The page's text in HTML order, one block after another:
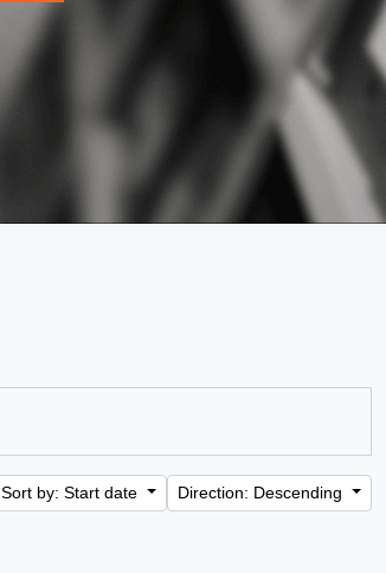
Sort by: Start date Direction: Descending